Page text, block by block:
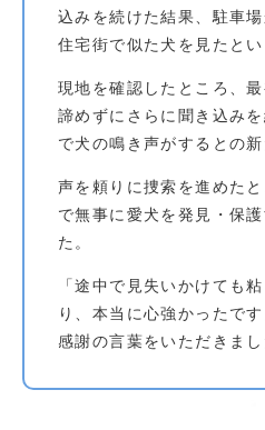
込みを続けた結果、駐車
住宅街で似た犬を見たとい
現地を確認したところ、
諦めずにさらに聞き込み
で犬の鳴き声がするとの新
声を頼りに捜索を進めた
で無事に愛犬を発見・保
た。
「途中で見失いかけても
り、本当に心強かったで
感謝の言葉をいただきまし